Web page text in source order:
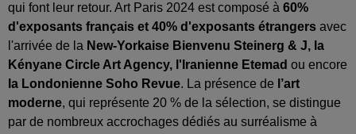
qui font leur retour. Art Paris 2024 est composé à 60%
d'exposants français et 40% d'exposants étrangers avec
l'arrivée de la New-Yorkaise Bienvenu Steinerg & J, la
Kényane Circle Art Agency, l'Iranienne Etemad ou encore
la Londonienne Soho Revue. La présence de l’art
moderne, qui représente 20 % de la sélection, se distingue
par de nombreux accrochages dédiés au surréalisme à